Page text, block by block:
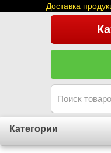
Доставка
Категории